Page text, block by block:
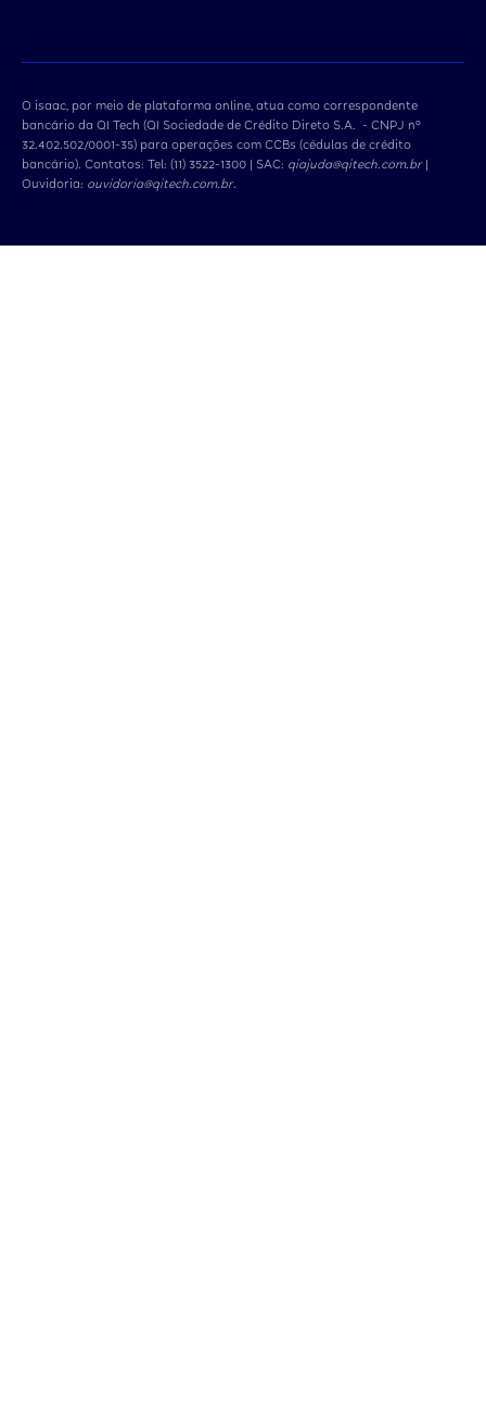
O isaac, por meio de plataforma online, atua como correspondente
bancário da QI Tech (QI Sociedade de Crédito Direto S.A. - CNPJ nº
32.402.502/0001-35) para operações com CCBs (cédulas de crédito
bancário). Contatos: Tel: (11) 3522-1300 | SAC: qiajuda@qitech.com.br|
Ouvidoria: ouvidoria@qitech.com.br.